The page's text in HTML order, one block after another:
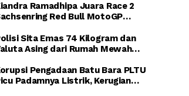
Penuh Harapan
Ramadhipa Juara Race 2
Red Bull MotoGP
di Jerman
Sita Emas 74 Kilogram dan
Asing dari Rumah Mewah
dan Krakatau Steel
Pengadaan Batu Bara PLTU
Padamnya Listrik, Kerugian